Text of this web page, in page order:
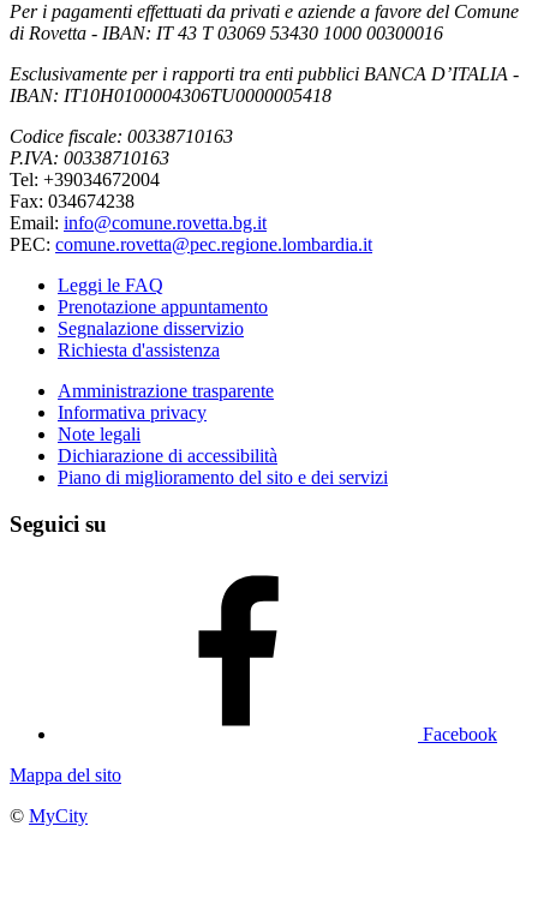
Per i pagamenti effettuati da privati e aziende a favore del Comune
di Rovetta - IBAN: IT 43 T 03069 53430 1000 00300016
Esclusivamente per i rapporti tra enti pubblici BANCA D’ITALIA -
IBAN: IT10H0100004306TU0000005418
Codice fiscale: 00338710163
P.IVA: 00338710163
Tel: +39034672004
Fax: 034674238
Email: info@comune.rovetta.bg.it
PEC: comune.rovetta@pec.regione.lombardia.it
Leggi le FAQ
Prenotazione appuntamento
Segnalazione disservizio
Richiesta d'assistenza
Amministrazione trasparente
Informativa privacy
Note legali
Dichiarazione di accessibilità
Piano di miglioramento del sito e dei servizi
Seguici su
Facebook
Mappa del sito
© MyCity